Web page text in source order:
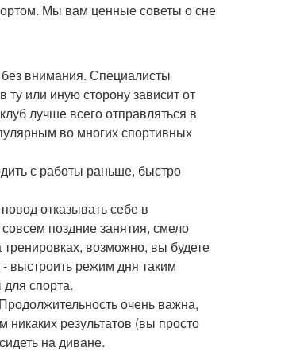
Мы вам ценные советы о сне
без внимания. Специалисты
или иную сторону зависит от
лучше всего отправляться в
во многих спортивных
с работы раньше, быстро
отказывать себе в
поздние занятия, смело
возможно, вы будете
выстроить режим дня таким
спорта.
очень важна,
результатов (вы просто
на диване.